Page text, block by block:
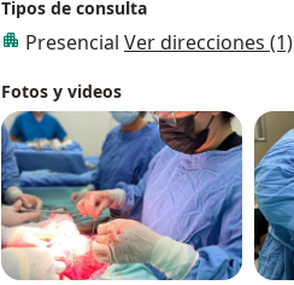
Tipos de consulta
Presencial Ver direcciones (1)
Fotos y videos